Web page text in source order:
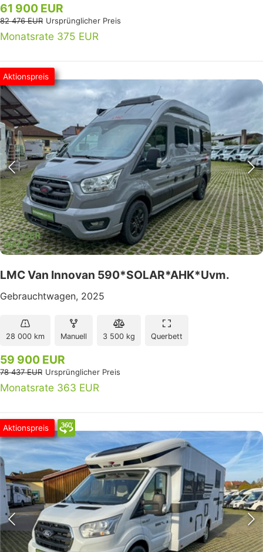
61 900 EUR
82 476 EUR Ursprünglicher Preis
Monatsrate 375 EUR
Aktionspreis
LMC Van Innovan 590*SOLAR*AHK*Uvm.
Gebrauchtwagen, 2025
28 000 km Manuell 3 500 kg Querbett
59 900 EUR
78 437 EUR Ursprünglicher Preis
Monatsrate 363 EUR
Aktionspreis